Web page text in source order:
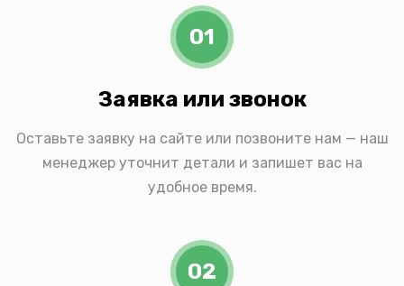
01
Заявка или звонок
Оставьте заявку на сайте или позвоните нам — наш
менеджер уточнит детали и запишет вас на
удобное время.
02